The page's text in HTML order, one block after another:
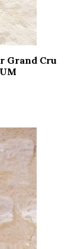
Grand Cru